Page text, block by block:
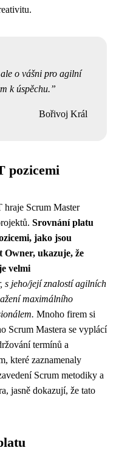
o vášni pro agilní
k úspěchu.
Bořivoj Král
pozicemi
Scrum Master
Srovnání platu
jako jsou
ukazuje, že
velmi
s jeho/její znalostí agilních
maximálního
Mnoho firem si
Scrum Mastera se vyplácí
termínů a
které zaznamenaly
Scrum metodiky a
jasně dokazují, že tato